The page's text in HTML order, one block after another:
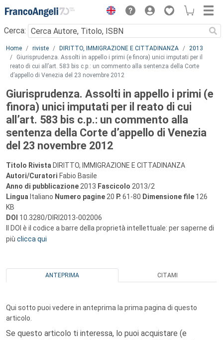
Menu
Cerca:
Main content
Home riviste DIRITTO, IMMIGRAZIONE E CITTADINANZA
2013
Giurisprudenza. Assolti in appello i primi (e finora) unici imputati per il
reato di cui all’art. 583 bis c.p.: un commento alla sentenza della Corte
d’appello di Venezia del 23 novembre 2012
Giurisprudenza. Assolti in appello i primi (e
finora) unici imputati per il reato di cui
all’art. 583 bis c.p.: un commento alla
sentenza della Corte d’appello di Venezia
del 23 novembre 2012
Titolo Rivista DIRITTO, IMMIGRAZIONE E CITTADINANZA
Autori/Curatori Fabio Basile
Anno di pubblicazione 2013 Fascicolo 2013/2
Lingua Italiano Numero pagine 20 P. 61-80 Dimensione file 126
KB
DOI 10.3280/DIRI2013-002006
Il DOI è il codice a barre della proprietà intellettuale: per saperne di
più clicca qui
ANTEPRIMA CITAMI
Qui sotto puoi vedere in anteprima la prima pagina di questo
articolo.
Se questo articolo ti interessa, lo puoi acquistare (e